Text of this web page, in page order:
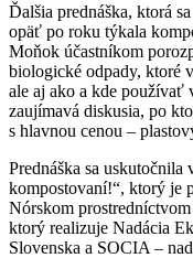
Ďalšia prednáška, ktorá
opäť po roku týkala
Moňok účastníkom
biologické odpady, ktoré
ale aj ako a kde používať
zaujímavá diskusia, po
s hlavnou cenou –
Prednáška sa
kompostovaní!“, ktorý je
Nórskom
ktorý realizuje Nadácia
Slovenska a SOCIA –